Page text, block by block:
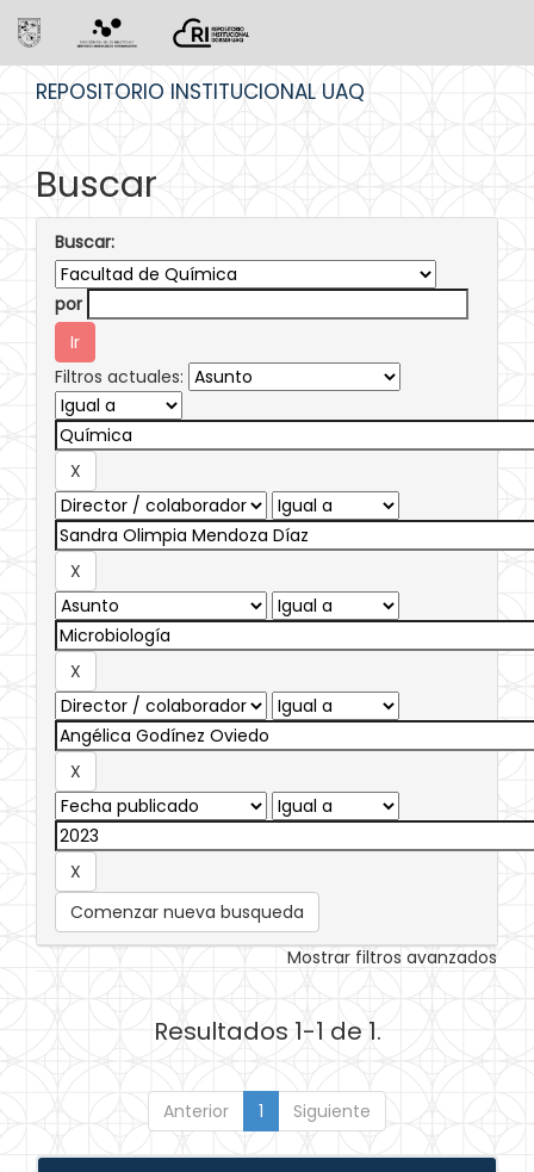
REPOSITORIO INSTITUCIONAL UAQ
Buscar
Buscar:
por
Filtros actuales:
Comenzar nueva busqueda
Mostrar filtros avanzados
Resultados 1-1 de 1.
Anterior 1 Siguiente